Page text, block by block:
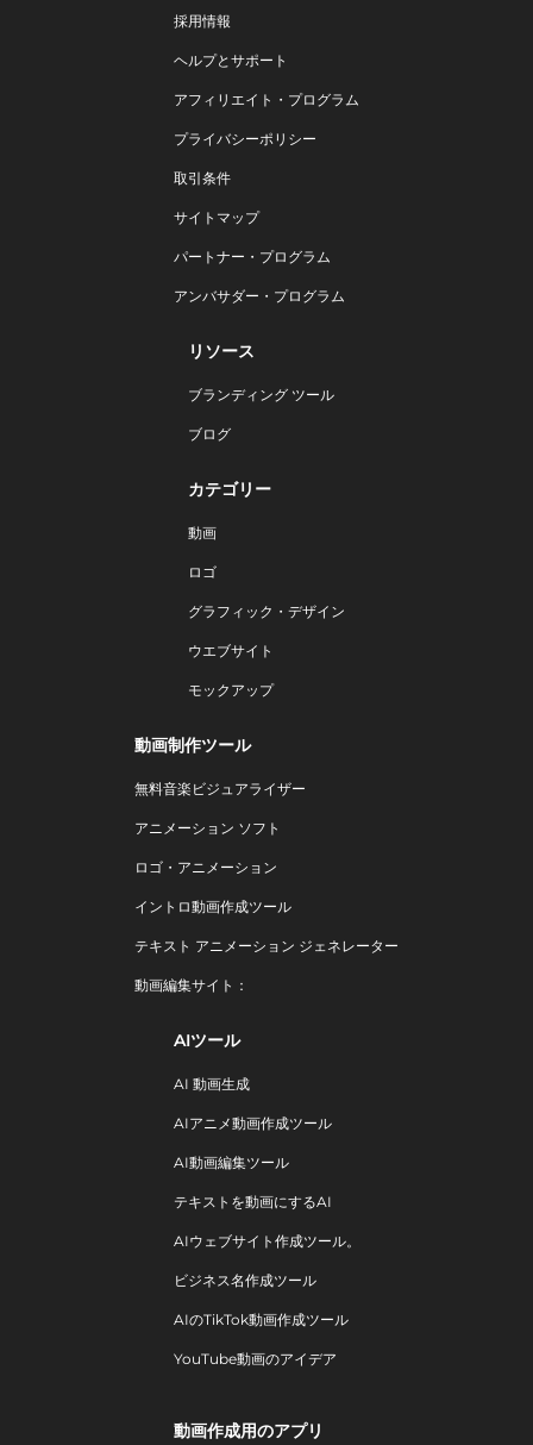
採用情報
ヘルプとサポート
アフィリエイト・プログラム
プライバシーポリシー
取引条件
サイトマップ
パートナー・プログラム
アンバサダー・プログラム
リソース
ブランディング ツール
ブログ
カテゴリー
動画
ロゴ
グラフィック・デザイン
ウエブサイト
モックアップ
動画制作ツール
無料音楽ビジュアライザー
アニメーション ソフト
ロゴ・アニメーション
イントロ動画作成ツール
テキスト アニメーション ジェネレーター
動画編集サイト：
AIツール
AI 動画生成
AIアニメ動画作成ツール
AI動画編集ツール
テキストを動画にするAI
AIウェブサイト作成ツール。
ビジネス名作成ツール
AIのTikTok動画作成ツール
YouTube動画のアイデア
動画作成用のアプリ